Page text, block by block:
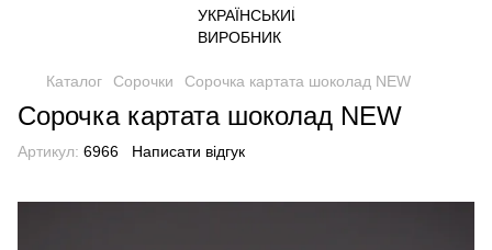
Каталог Сорочки Сорочка картата шоколад NEW
Сорочка картата шоколад NEW
Артикул: 6966 Написати відгук